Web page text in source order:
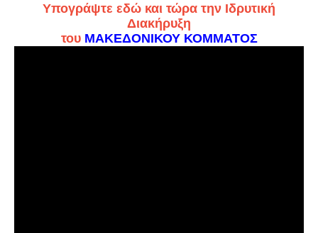
Υπογράψτε εδώ και τώρα την Ιδρυτική
Διακήρυξη
του ΜΑΚΕΔΟΝΙΚΟΥ ΚΟΜΜΑΤΟΣ